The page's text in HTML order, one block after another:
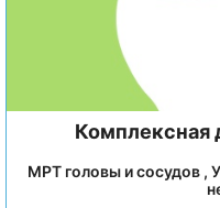
Комплексная
МРТ головы и сосудов ,